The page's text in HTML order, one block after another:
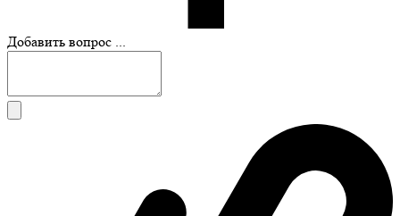
Добавить вопрос ...